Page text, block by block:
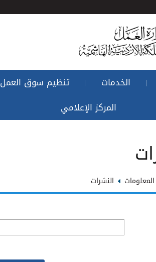
| الخدمات | تنظيم سوق العمل
المركز الإعلامي
النشرات